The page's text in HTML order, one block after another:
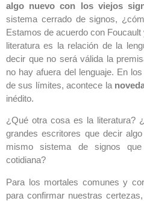
algo nuevo con los viejos
sistema cerrado de signos,
Estamos de acuerdo con
literatura es la relación de la
decir que no será válida la
no hay afuera del lenguaje. En
de sus límites, acontece la
inédito.
¿Qué otra cosa es la literatura?
grandes escritores que decir
mismo sistema de signos
cotidiana?
Para los mortales comunes y
para confirmar nuestras